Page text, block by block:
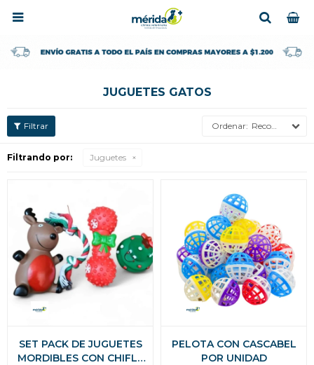

JUGUETES GATOS
Recomendados
Filtrando por: Juguetes
SET PACK DE JUGUETES
MORDIBLES CON CHIFLE
PELOTA CON CASCABEL
POR UNIDAD